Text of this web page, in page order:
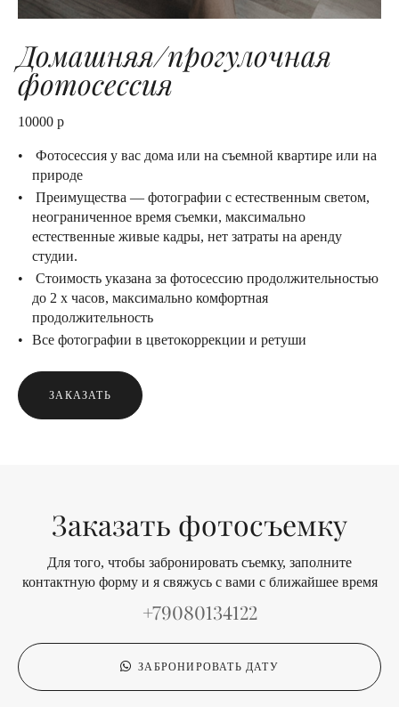
Домашняя/прогулочная
фотосессия
10000 р
Фотосессия у вас дома или на съемной квартире или на
природе
Преимущества — фотографии с естественным светом,
неограниченное время съемки, максимально
естественные живые кадры, нет затраты на аренду
студии.
Стоимость указана за фотосессию продолжительностью
до 2 х часов, максимально комфортная
продолжительность
Все фотографии в цветокоррекции и ретуши
ЗАКАЗАТЬ
Заказать фотосъемку
Для того, чтобы забронировать съемку, заполните
контактную форму и я свяжусь с вами с ближайшее время
+79080134122
ЗАБРОНИРОВАТЬ ДАТУ